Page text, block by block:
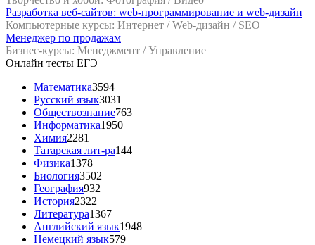
Разработка веб-сайтов: web-программирование и web-дизайн
Компьютерные курсы: Интернет / Web-дизайн / SEO
Менеджер по продажам
Бизнес-курсы: Менеджмент / Управление
Онлайн тесты ЕГЭ
Математика3594
Русский язык3031
Обществознание763
Информатика1950
Химия2281
Татарская лит-ра144
Физика1378
Биология3502
География932
История2322
Литература1367
Английский язык1948
Немецкий язык579